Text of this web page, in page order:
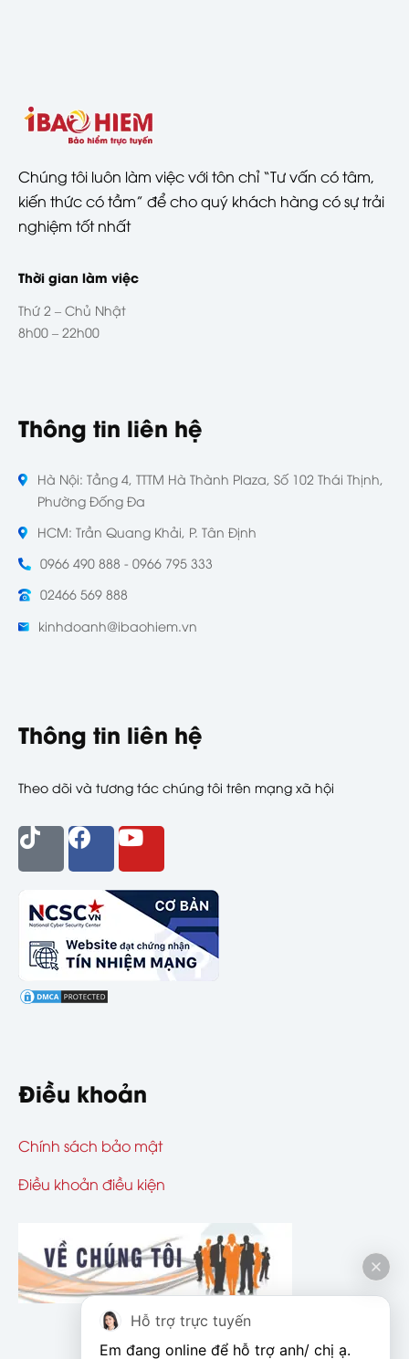
Chúng tôi luôn làm việc với tôn chỉ “Tư vấn có tâm,
kiến thức có tầm” để cho quý khách hàng có sự trải
nghiệm tốt nhất
Thời gian làm việc
Thứ 2 – Chủ Nhật
8h00 – 22h00
Thông tin liên hệ
Hà Nội: Tầng 4, TTTM Hà Thành Plaza, Số 102 Thái Thịnh,
Phường Đống Đa
HCM: Trần Quang Khải, P. Tân Định
0966 490 888 - 0966 795 333
02466 569 888
kinhdoanh@ibaohiem.vn
Thông tin liên hệ
Theo dõi và tương tác chúng tôi trên mạng xã hội
Điều khoản
Chính sách bảo mật
Điều khoản điều kiện
Hỗ trợ trực tuyến
Em đang online để hỗ trợ anh/ chị ạ.